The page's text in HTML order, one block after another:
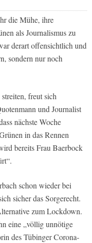
die Mühe, ihre
als Journalismus zu
derart offensichtlich und
sondern nur noch
freut sich
und Journalist
nächste Woche
in das Rennen
bereits Frau Baerbock
schon wieder bei
sicher das Sorgerecht.
zum Lockdown.
eine „völlig unnötige
des Tübinger Corona-